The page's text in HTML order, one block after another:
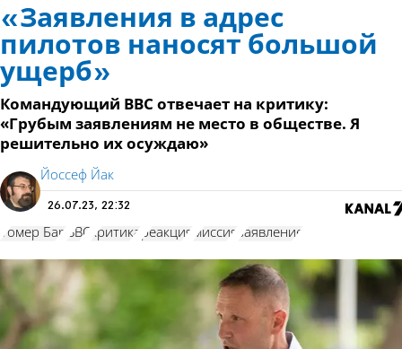
«Заявления в адрес
пилотов наносят большой
ущерб»
Командующий ВВС отвечает на критику:
«Грубым заявлениям не место в обществе. Я
решительно их осуждаю»
Йоссеф Йак
26.07.23, 22:32
Томер Бар ВВС критика реакция миссия заявление